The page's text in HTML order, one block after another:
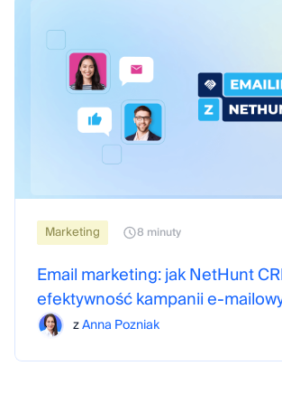
Marketing 8 minuty
Email marketing: jak NetHunt
efektywność kampanii e-
zAnna Pozniak